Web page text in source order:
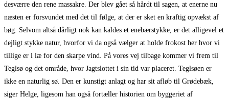
desværre den rene massakre. Der blev gået så hårdt til sagen, at enerne nu
næsten er forsvundet med det til følge, at der er sket en kraftig opvækst af
bøg. Selvom altså dårligt nok kan kaldes et enebærstykke, er det alligevel et
dejligt stykke natur, hvorfor vi da også vælger at holde frokost her hvor vi
tillige er i læ for den skarpe vind. På vores vej tilbage kommer vi frem til
Teglsø og det område, hvor Jagtslottet i sin tid var placeret. Teglsøen er
ikke en naturlig sø. Den er kunstigt anlagt og har sit afløb til Grødebæk,
siger Helge, ligesom han også fortæller historien om byggeriet af